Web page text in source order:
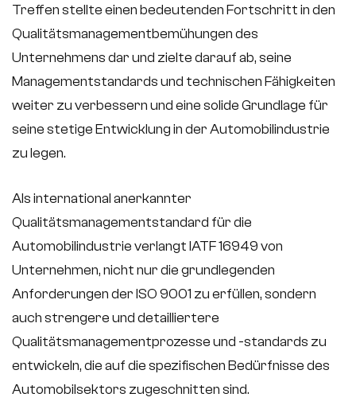
Treffen stellte einen bedeutenden Fortschritt in den
Qualitätsmanagementbemühungen des
Unternehmens dar und zielte darauf ab, seine
Managementstandards und technischen Fähigkeiten
weiter zu verbessern und eine solide Grundlage für
seine stetige Entwicklung in der Automobilindustrie
zu legen.
Als international anerkannter
Qualitätsmanagementstandard für die
Automobilindustrie verlangt IATF 16949 von
Unternehmen, nicht nur die grundlegenden
Anforderungen der ISO 9001 zu erfüllen, sondern
auch strengere und detailliertere
Qualitätsmanagementprozesse und -standards zu
entwickeln, die auf die spezifischen Bedürfnisse des
Automobilsektors zugeschnitten sind.